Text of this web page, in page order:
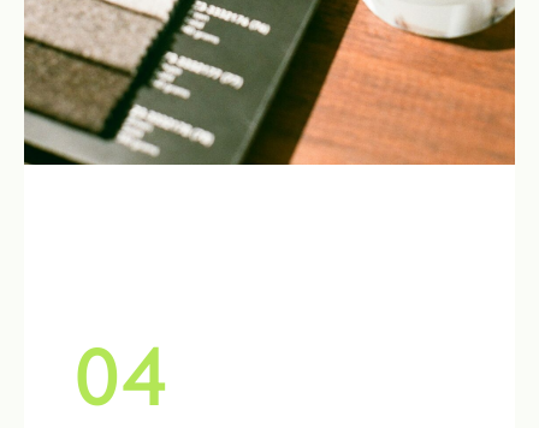
04
БЕЗ ИИ: ЗАДАЧ В ДЕНЬ ЗАДАЧ В ДЕНЬ: С KOMANDA
Маркетолог
Аналитик
Финансист
Продавец
Специалист по
персоналу (HR)
30-40 задач в день
30-40 задач в день
1-3 задачи
10-20 задач в день
3-5 задач в день
20-30 задач в день
10-20 задач в день
40-50 задач в день
5-10 задач в день
20-25 задач в день